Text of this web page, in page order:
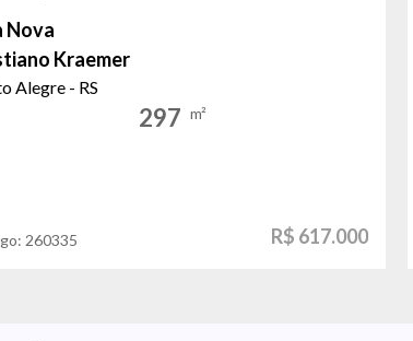
Nova
Kraemer
Alegre - RS
297 m²
260335 R$ 617.000